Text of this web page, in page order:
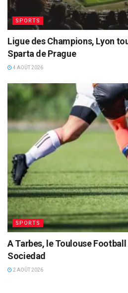
SPORTS
Ligue des Champions, Lyon
Sparta de Prague
4 AOÛT 2026
SPORTS
A Tarbes, le Toulouse Football
Sociedad
2 AOÛT 2026